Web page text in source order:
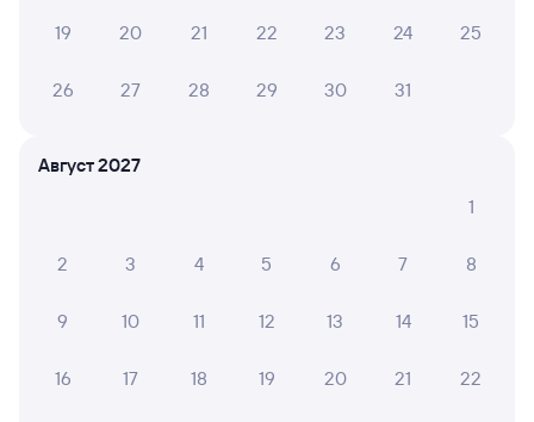
Отели Мурома
Другие авиарейсы из Сургута
19 20 21 22 23 24 25
26 27 28 29 30 31
Август 2027
1
2 3 4 5 6 7 8
9 10 11 12 13 14 15
16 17 18 19 20 21 22